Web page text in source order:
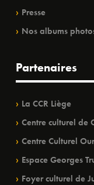
Presse
Nos albums
Partenaires
La CCR Liège
Centre culturel de
Centre Culturel
Espace Georges
Foyer culturel de